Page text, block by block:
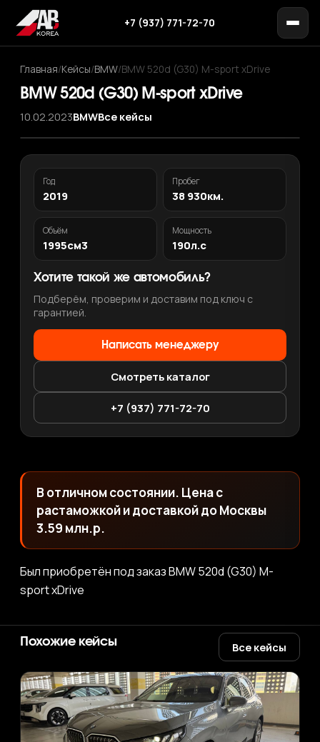
+7 (937) 771-72-70
Главная/Кейсы/BMW/BMW 520d (G30) M-sport xDrive
BMW 520d (G30) M-sport xDrive
10.02.2023BMWВсе кейсы
Год
2019
Пробег
38 930км.
Объём
1995см3
Мощность
190л.с
Хотите такой же автомобиль?
Подберём, проверим и доставим под ключ с
гарантией.
Написать менеджеру
Смотреть каталог
+7 (937) 771-72-70
В отличном состоянии. Цена с
растаможкой и доставкой до Москвы
3.59 млн.р.
Был приобретён под заказ BMW 520d (G30) M-
sport xDrive
Похожие кейсы Все кейсы